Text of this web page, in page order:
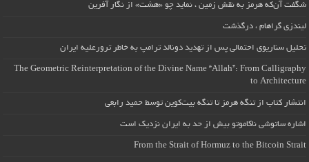
شگفت آن‌که هرمز به نقش زمین ، نماید چو «هشت» از نگار آفرین
لیندزی گراهام ، درگذشت
تحلیل سناریوی احتمالی پس از تهدید دونالد ترامپ به خاطر ترورعلیه ایران
The Geometric Reinterpretation of the Divine Name “Allah”: From Calligraphy
to Architecture
انتشار کتاب از تنگه هرمز تا تنگه بیت‌کوین توسط حمید رابعی
اشاره ساتوشی ناکاموتو بیش از حد به ایران نزدیک است
From the Strait of Hormuz to the Bitcoin Strait